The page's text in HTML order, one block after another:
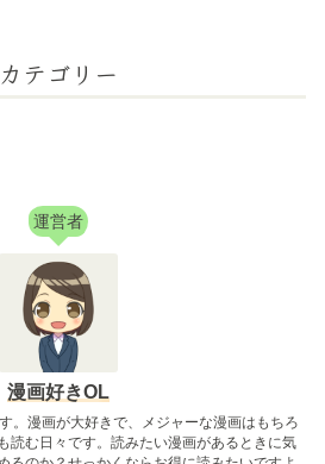
カテゴリー
運営者
漫画好きOL
。漫画が大好きで、メジャーな漫画はもちろ
読む日々です。読みたい漫画があるときに気